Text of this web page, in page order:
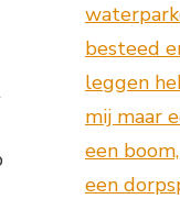
besteed
leggen
mij maar
een
een